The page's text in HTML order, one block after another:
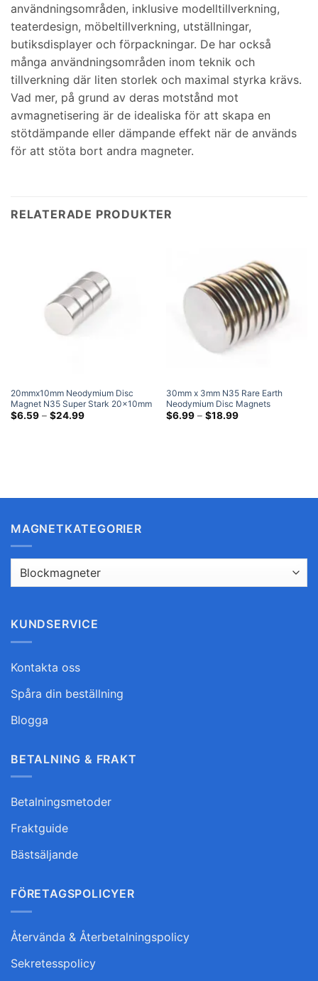
användningsområden, inklusive modelltillverkning,
teaterdesign, möbeltillverkning, utställningar,
butiksdisplayer och förpackningar. De har också
många användningsområden inom teknik och
tillverkning där liten storlek och maximal styrka krävs.
Vad mer, på grund av deras motstånd mot
avmagnetisering är de idealiska för att skapa en
stötdämpande eller dämpande effekt när de används
för att stöta bort andra magneter.
RELATERADE PRODUKTER
20mmx10mm Neodymium Disc
Magnet N35 Super Stark 20x10mm
Rare Earth Runda Extremt Stora
$6.59 – $24.99Prisklass:
30mm x 3mm N35 Rare Earth
Neodymium Disc Magnets
30x3mm Stark rund magnet
$6.99 – $18.99Prisklass:
MAGNETKATEGORIER
KUNDSERVICE
Kontakta oss
Spåra din beställning
Blogga
BETALNING & FRAKT
Betalningsmetoder
Fraktguide
Bästsäljande
FÖRETAGSPOLICYER
Återvända & Återbetalningspolicy
Sekretesspolicy